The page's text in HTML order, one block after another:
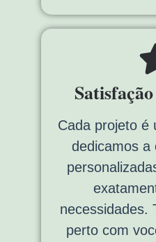
Cada projeto é
dedicamos a
necessidades.
perto com